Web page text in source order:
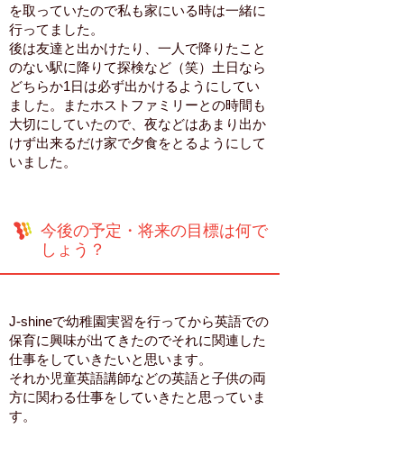
を取っていたので私も家にいる時は一緒に
行ってました。
後は友達と出かけたり、一人で降りたこと
のない駅に降りて探検など（笑）土日なら
どちらか1日は必ず出かけるようにしてい
ました。またホストファミリーとの時間も
大切にしていたので、夜などはあまり出か
けず出来るだけ家で夕食をとるようにして
いました。
今後の予定・将来の目標は何で
しょう？
J-shineで幼稚園実習を行ってから英語での
保育に興味が出てきたのでそれに関連した
仕事をしていきたいと思います。
それか児童英語講師などの英語と子供の両
方に関わる仕事をしていきたと思っていま
す。